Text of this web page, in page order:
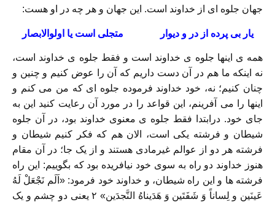
جهان جلوه ای از خداوند است. این جهان و هر چه در او هست:
یار بی پرده از در و دیوار متجلی است یا اولوالابصار
همه ی اینها جلوه ی خداوند است و فقط جلوه ی خداوند است،
نه اینکه ما هم در آن دست داریم که آن را عوض کنیم و چنین و
چنان کنیم؛ نه، خود خداوند فرموده جلوه ای که من می کنم و
اینها را می آفرینم، این قواعد را در مورد آن رعایت کنید این به
جای خود. درابتدا فقط جلوه ی معنوی خداوند بود، در آن جلوه
شیطان و فرشته یکی است، الان هم که فکر کنیم شیطان و
فرشته هر دو از عوالم غیرمادی هستند و از یک جا؛ در آن مقام
هنوز خداوند دو راه به سوی خود نیافریده بود که بگوییم: این راه
فرشته ها و این راه شیطان، و خداوند خود فرمود: «اَلَم نَجْعَلْ لَهُ
عَينَين و لِساناً وَ شَفَتَین وَ هَدَیناهُ النَّجدَینِ» ۲ یعنی دو چشم و یک